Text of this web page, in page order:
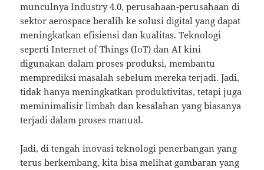
munculnya Industry 4.0, perusahaan-perusahaan di
sektor aerospace beralih ke solusi digital yang dapat
meningkatkan efisiensi dan kualitas. Teknologi
seperti Internet of Things (IoT) dan AI kini
digunakan dalam proses produksi, membantu
memprediksi masalah sebelum mereka terjadi. Jadi,
tidak hanya meningkatkan produktivitas, tetapi juga
meminimalisir limbah dan kesalahan yang biasanya
terjadi dalam proses manual.
Jadi, di tengah inovasi teknologi penerbangan yang
terus berkembang, kita bisa melihat gambaran yang